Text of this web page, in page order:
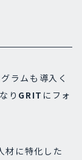
ラムも導入く
り GRIT にフォ
材に特化した